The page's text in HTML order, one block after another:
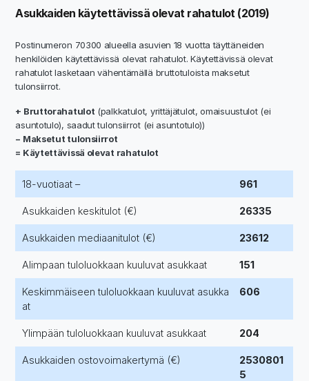
Asukkaiden käytettävissä olevat rahatulot (2019)
Postinumeron 70300 alueella asuvien 18 vuotta täyttäneiden
henkilöiden käytettävissä olevat rahatulot. Käytettävissä olevat
rahatulot lasketaan vähentämällä bruttotuloista maksetut
tulonsiirrot.
+ Bruttorahatulot (palkkatulot, yrittäjätulot, omaisuustulot (ei
asuntotulo), saadut tulonsiirrot (ei asuntotulo))
− Maksetut tulonsiirrot
= Käytettävissä olevat rahatulot
18-vuotiaat – 961
Asukkaiden keskitulot (€) 26335
Asukkaiden mediaanitulot (€) 23612
Alimpaan tuloluokkaan kuuluvat asukkaat 151
Keskimmäiseen tuloluokkaan kuuluvat asukka
at
606
Ylimpään tuloluokkaan kuuluvat asukkaat 204
Asukkaiden ostovoimakertymä (€)
2530801
5